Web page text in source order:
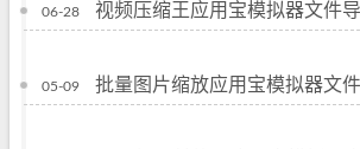
06-28 视频压缩王应用宝模拟器文件
05-09 批量图片缩放应用宝模拟器文